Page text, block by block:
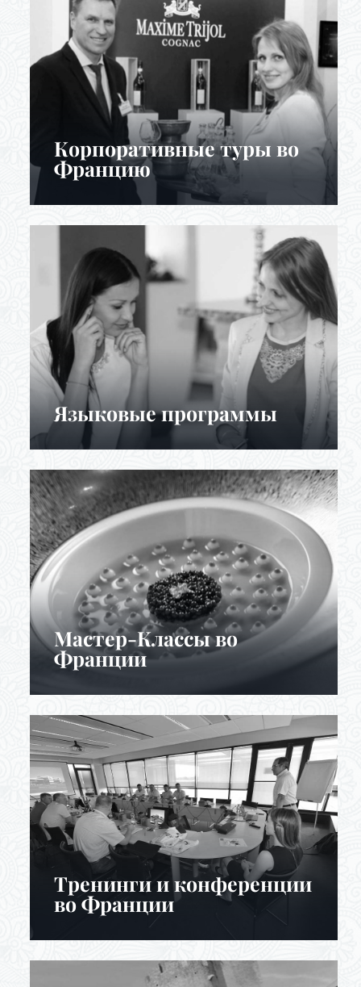
Корпоративные туры во
Францию
Языковые программы
Мастер-Классы во
Франции
Тренинги и конференции
во Франции